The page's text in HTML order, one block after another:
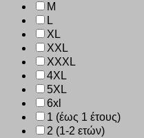
M
L
XL
XXL
XXXL
4XL
5XL
6xl
1 (έως 1 έτους)
2 (1-2 ετών)